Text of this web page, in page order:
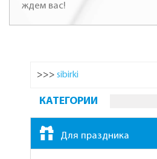
ждем вас!
>>> sibirki
КАТЕГОРИИ
Для праздника